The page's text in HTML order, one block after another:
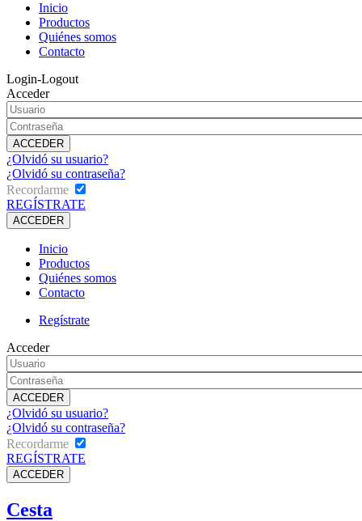
Inicio
Productos
Quiénes somos
Contacto
Login-Logout
Acceder
¿Olvidó su usuario?
¿Olvidó su contraseña?
Recordarme
REGÍSTRATE
Inicio
Productos
Quiénes somos
Contacto
Regístrate
Acceder
¿Olvidó su usuario?
¿Olvidó su contraseña?
Recordarme
REGÍSTRATE
Cesta